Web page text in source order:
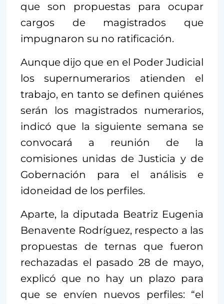
que son propuestas para ocupar
cargos de magistrados que
impugnaron su no ratificación.
Aunque dijo que en el Poder Judicial
los supernumerarios atienden el
trabajo, en tanto se definen quiénes
serán los magistrados numerarios,
indicó que la siguiente semana se
convocará a reunión de la
comisiones unidas de Justicia y de
Gobernación para el análisis e
idoneidad de los perfiles.
Aparte, la diputada Beatriz Eugenia
Benavente Rodríguez, respecto a las
propuestas de ternas que fueron
rechazadas el pasado 28 de mayo,
explicó que no hay un plazo para
que se envíen nuevos perfiles: “el